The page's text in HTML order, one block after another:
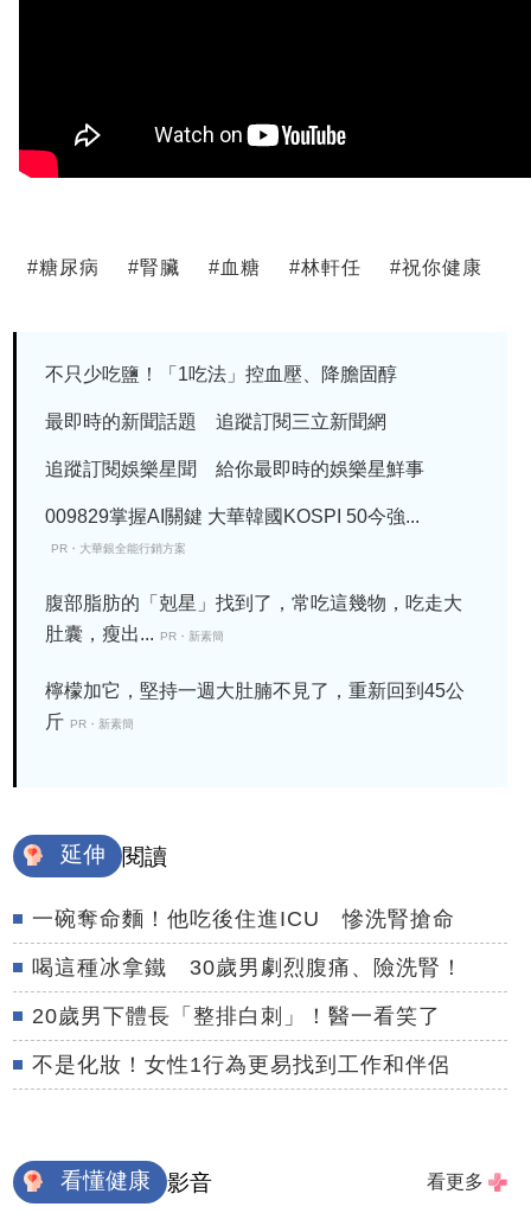
#糖尿病 #腎臟 #血糖 #林軒任 #祝你健康
不只少吃鹽！「1吃法」控血壓、降膽固醇
最即時的新聞話題 追蹤訂閱三立新聞網
追蹤訂閱娛樂星聞 給你最即時的娛樂星鮮事
009829掌握AI關鍵 大華韓國KOSPI 50今強...
PR・大華銀全能行銷方案
腹部脂肪的「剋星」找到了，常吃這幾物，吃走大
肚囊，瘦出...
PR・新素簡
檸檬加它，堅持一週大肚腩不見了，重新回到45公
斤 PR・新素簡
延伸 閱讀
一碗奪命麵！他吃後住進ICU 慘洗腎搶命
喝這種冰拿鐵 30歲男劇烈腹痛、險洗腎！
20歲男下體長「整排白刺」！醫一看笑了
不是化妝！女性1行為更易找到工作和伴侶
看懂健康 影音 看更多